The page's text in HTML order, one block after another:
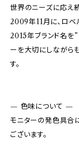
世界のニーズに応え
2009年11月に、ロベ
2015年ブランド名を
ーを大切にしながら
す。
— 色味について —
モニターの発色具合
ございます。